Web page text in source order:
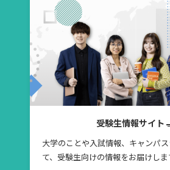
受験生情報サイト
大学のことや入試情報、キャンパ
て、受験生向けの情報をお届けしま